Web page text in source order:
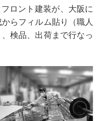
ロント建装が、大阪に
らフィルム貼り（職人
検品、出荷まで行なっ